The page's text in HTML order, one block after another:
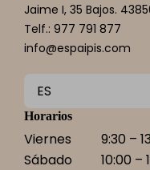
Jaime I, 35 Bajos.
Telf.: 977 791 877
info@espaipis.com
ES
Horarios
Viernes
9:30 –
Sábado
10:00 –